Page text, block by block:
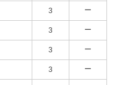
3 ー
3 ー
3 ー
3 ー